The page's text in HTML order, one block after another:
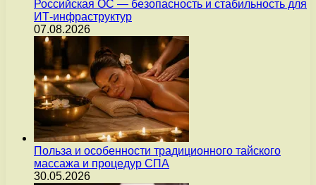
Российская ОС — безопасность и стабильность для
ИТ-инфраструктур
07.08.2026
Польза и особенности традиционного тайского
массажа и процедур СПА
30.05.2026